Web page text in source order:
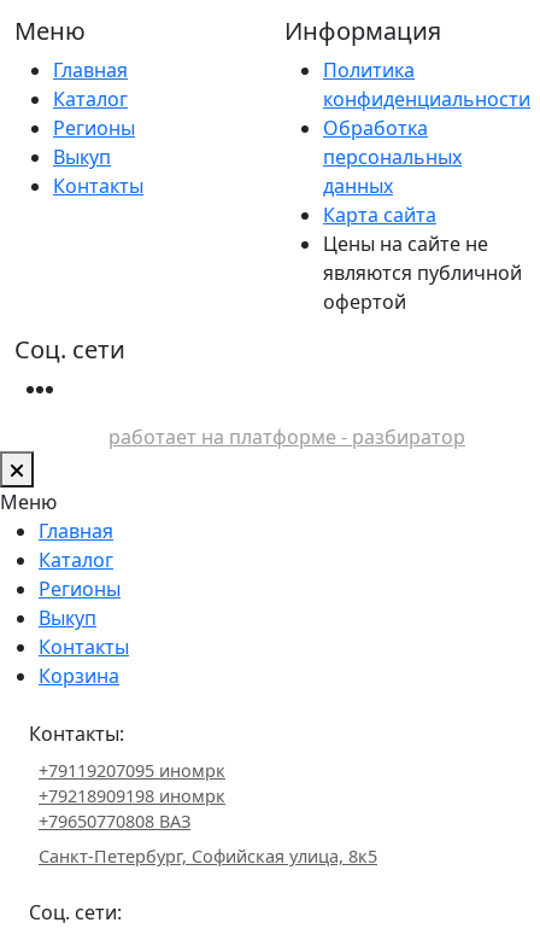
Меню
Главная
Каталог
Регионы
Выкуп
Контакты
Информация
Политика
конфиденциальности
Обработка
персональных
данных
Карта сайта
Цены на сайте не
являются публичной
офертой
Соц. сети
работает на платформе - разбиратор
Меню
Главная
Каталог
Регионы
Выкуп
Контакты
Корзина
Контакты:
+79119207095 иномрк
+79218909198 иномрк
+79650770808 ВАЗ
Санкт-Петербург, Софийская улица, 8к5
Соц. сети: